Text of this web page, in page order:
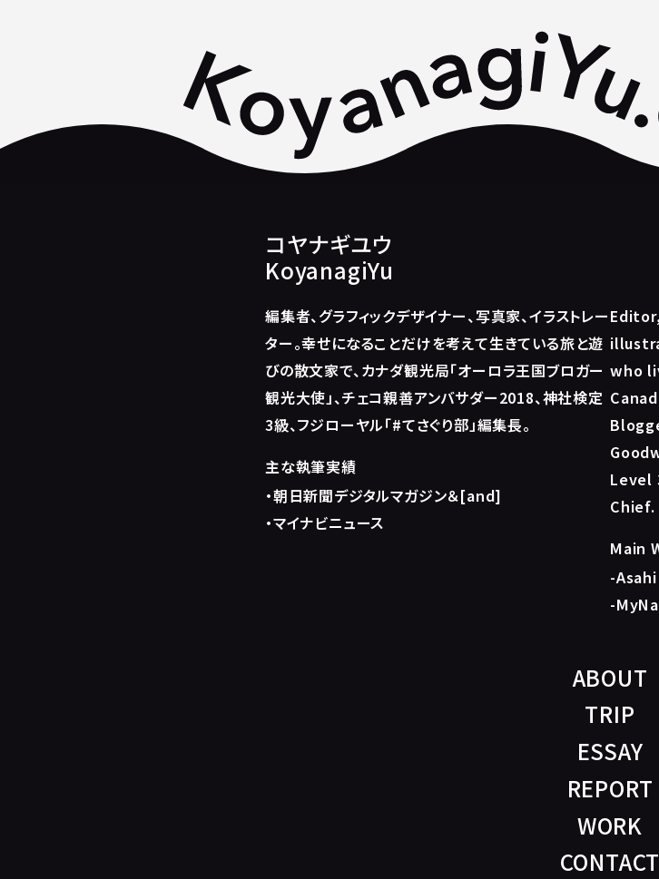
コヤナギユウ
KoyanagiYu
編集者、グラフィックデザイナー、写真家、イラストレー
ター。幸せになることだけを考えて生きている旅と遊
びの散文家で、カナダ観光局「オーロラ王国ブロガー
観光大使」、チェコ親善アンバサダー2018、神社検定
3級、フジローヤル「#てさぐり部」編集長。
主な執筆実績
・朝日新聞デジタルマガジン＆[and]
・マイナビニュース
who
Level
Chief.
Main
-
-
ABOUT
TRIP
ESSAY
REPORT
WORK
CONTACT